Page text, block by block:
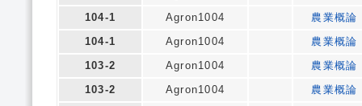
104-1
Agron1004
農業概論
104-1
Agron1004
農業概論
103-2
Agron1004
農業概論
103-2
Agron1004
農業概論